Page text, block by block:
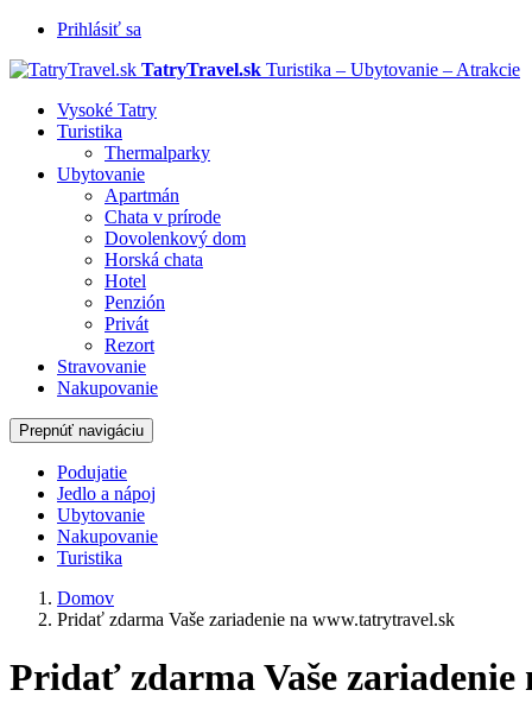
Prihlásiť sa
TatryTravel.sk Turistika – Ubytovanie – Atrakcie
Vysoké Tatry
Turistika
Thermalparky
Ubytovanie
Apartmán
Chata v prírode
Dovolenkový dom
Horská chata
Hotel
Penzión
Privát
Rezort
Stravovanie
Nakupovanie
Prepnúť navigáciu
Podujatie
Jedlo a nápoj
Ubytovanie
Nakupovanie
Turistika
Domov
Pridať zdarma Vaše zariadenie na www.tatrytravel.sk
Pridať zdarma Vaše